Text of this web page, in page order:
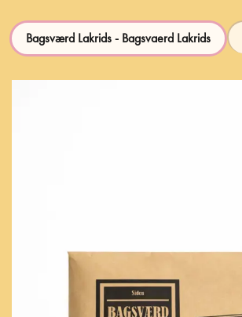
Bagsværd Lakrids - Bagsvaerd Lakrids